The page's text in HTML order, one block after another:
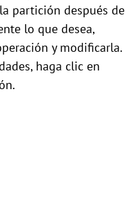
partición después de
lo que desea,
y modificarla.
haga clic en